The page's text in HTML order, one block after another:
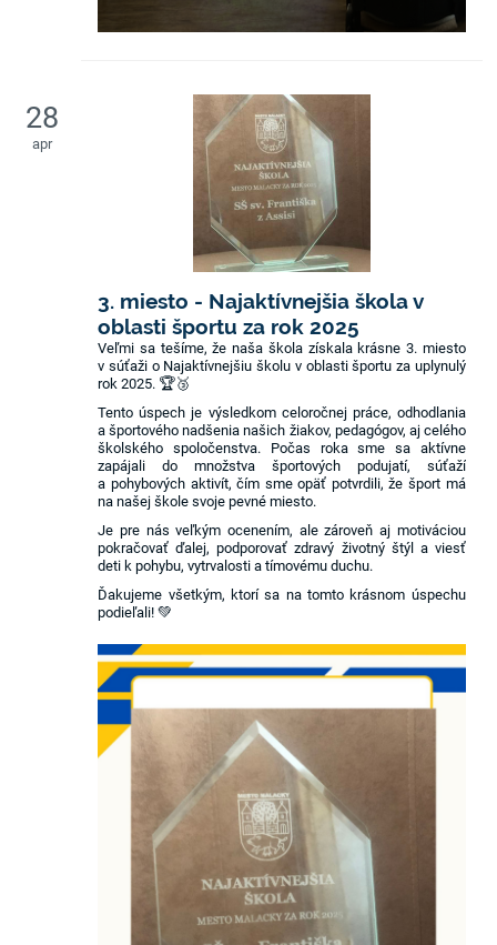
28
apr
3. miesto - Najaktívnejšia škola v
oblasti športu za rok 2025
Veľmi sa tešíme, že naša škola získala krásne 3. miesto
v súťaži o Najaktívnejšiu školu v oblasti športu za uplynulý
rok 2025. 🏆🥉
Tento úspech je výsledkom celoročnej práce, odhodlania
a športového nadšenia našich žiakov, pedagógov, aj celého
školského spoločenstva. Počas roka sme sa aktívne
zapájali do množstva športových podujatí, súťaží
a pohybových aktivít, čím sme opäť potvrdili, že šport má
na našej škole svoje pevné miesto.
Je pre nás veľkým ocenením, ale zároveň aj motiváciou
pokračovať ďalej, podporovať zdravý životný štýl a viesť
deti k pohybu, vytrvalosti a tímovému duchu.
Ďakujeme všetkým, ktorí sa na tomto krásnom úspechu
podieľali! 💚